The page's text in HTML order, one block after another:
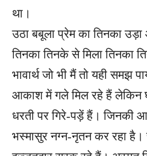
था।
उठा बबूला प्रेम का तिनका
तिनका तिनके से मिला तिनका
भावार्थ जो भी मैं तो यही समझ
आकाश में गले मिल रहे हैं लेकिन
धरती पर गिरे-पड़ें हैं। जिनकी
भस्मासुर नग्न-नृतन कर रहा